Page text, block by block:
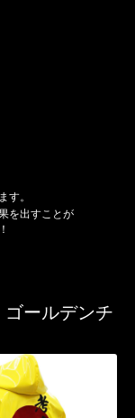
。
を出すことが
ゴールデンチ